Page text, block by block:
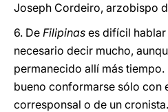
Joseph Cordeiro, arzobispo
6. De Filipinas es difícil
necesario decir mucho,
permanecido allí más
bueno conformarse sólo con
corresponsal o de un